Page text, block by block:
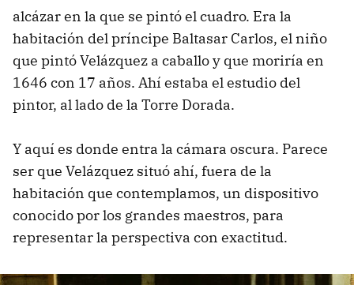
alcázar en la que se pintó el cuadro. Era la
habitación del príncipe Baltasar Carlos, el niño
que pintó Velázquez a caballo y que moriría en
1646 con 17 años. Ahí estaba el estudio del
pintor, al lado de la Torre Dorada.
Y aquí es donde entra la cámara oscura. Parece
ser que Velázquez situó ahí, fuera de la
habitación que contemplamos, un dispositivo
conocido por los grandes maestros, para
representar la perspectiva con exactitud.